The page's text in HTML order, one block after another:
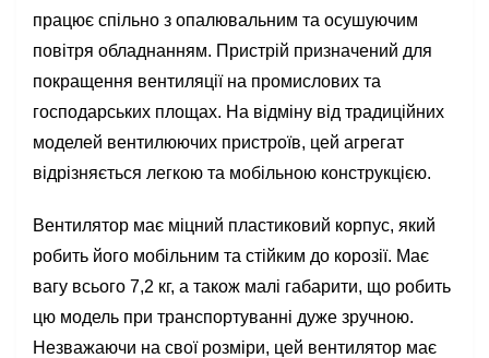
працює спільно з опалювальним та осушуючим
повітря обладнанням. Пристрій призначений для
покращення вентиляції на промислових та
господарських площах. На відміну від традиційних
моделей вентилюючих пристроїв, цей агрегат
відрізняється легкою та мобільною конструкцією.
Вентилятор має міцний пластиковий корпус, який
робить його мобільним та стійким до корозії. Має
вагу всього 7,2 кг, а також малі габарити, що робить
цю модель при транспортуванні дуже зручною.
Незважаючи на свої розміри, цей вентилятор має